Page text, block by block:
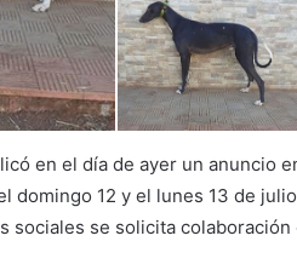
en el día de ayer un anuncio
domingo 12 y el lunes 13 de
sociales se solicita